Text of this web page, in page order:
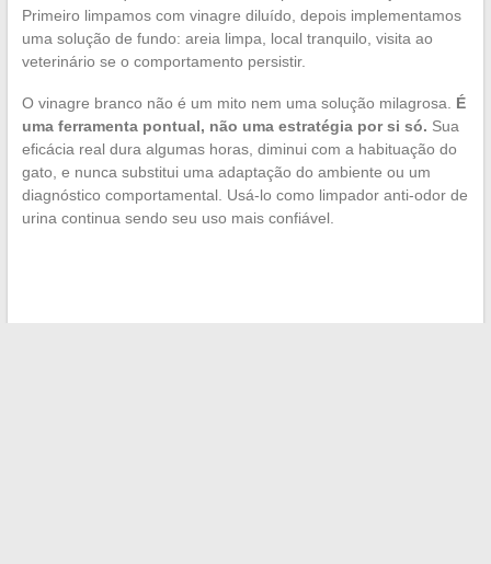
Primeiro limpamos com vinagre diluído, depois implementamos
uma solução de fundo: areia limpa, local tranquilo, visita ao
veterinário se o comportamento persistir.
O vinagre branco não é um mito nem uma solução milagrosa. É
uma ferramenta pontual, não uma estratégia por si só. Sua
eficácia real dura algumas horas, diminui com a habituação do
gato, e nunca substitui uma adaptação do ambiente ou um
diagnóstico comportamental. Usá-lo como limpador anti-odor de
urina continua sendo seu uso mais confiável.